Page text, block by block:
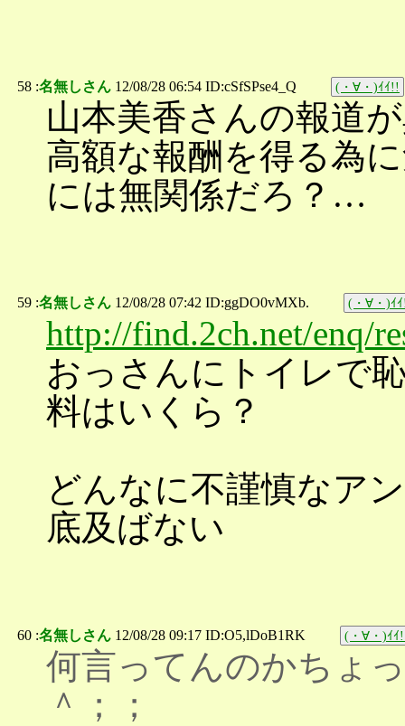
58 :名無しさん 12/08/28 06:54 ID:cSfSPse4_Q (・∀・)ｲｲ!!
山本美香さんの報道
高額な報酬を得る為
には無関係だろ？…
59 :名無しさん 12/08/28 07:42 ID:ggDO0vMXb. (・∀・)ｲ
http://find.2ch.net/enq/
おっさんにトイレで
料はいくら？
どんなに不謹慎なア
底及ばない
60 :名無しさん 12/08/28 09:17 ID:O5,lDoB1RK (・∀・)ｲｲ
何言ってんのかちょ
＾；；